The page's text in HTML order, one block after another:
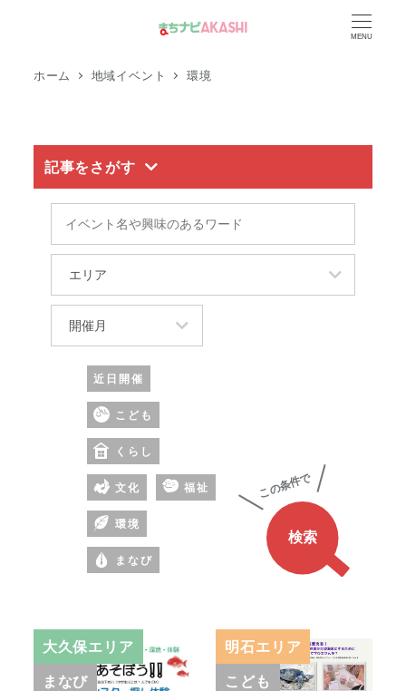
MENU
ホーム 地域イベント 環境
記事をさがす
ベ
ト
や
リ
催
近日開催
こども
くらし
文化 福祉
環境
まなび
大久保エリア
まなび
明石エリア
こども